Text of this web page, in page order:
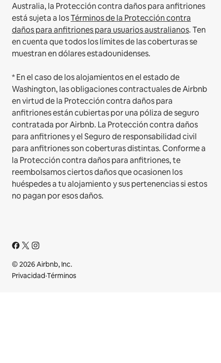
Australia, la Protección contra daños para anfitriones
está sujeta a losTérminos de la Protección contra
daños para anfitriones para usuarios australianos. Ten
en cuenta que todos los límites de las coberturas se
muestran en dólares estadounidenses.
* En el caso de los alojamientos en el estado de
Washington, las obligaciones contractuales de Airbnb
en virtud de la Protección contra daños para
anfitriones están cubiertas por una póliza de seguro
contratada por Airbnb. La Protección contra daños
para anfitriones y el Seguro de responsabilidad civil
para anfitriones son coberturas distintas. Conforme a
la Protección contra daños para anfitriones, te
reembolsamos ciertos daños que ocasionen los
huéspedes a tu alojamiento y sus pertenencias si estos
no pagan por esos daños.
© 2026 Airbnb, Inc.
Privacidad·Términos